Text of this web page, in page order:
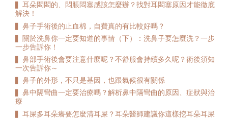
▍耳朵悶悶的、悶脹悶塞感該怎麼辦？找對耳悶塞原因才能徹底
解決！
▍鼻子手術後的止血棉，自費真的有比較好嗎？
▍關於洗鼻你一定要知道的事情（下）：洗鼻子要怎麼洗？一步
一步告訴你！
▍鼻部手術後會要注意什麼呢？不舒服會持續多久呢？術後須知
一次告訴你～
▍鼻子的外形，不只是基因，也跟氣候很有關係
▍鼻中隔彎曲一定要治療嗎？解析鼻中隔彎曲的原因、症狀與治
療
▍耳屎多耳朵癢要怎麼清耳屎？耳朵醫師建議你這樣挖耳朵耳屎